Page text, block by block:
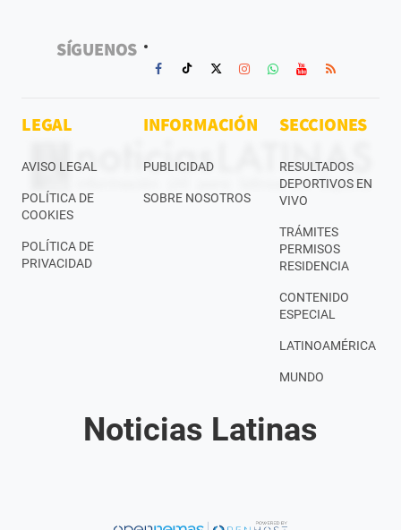
SÍGUENOS
LEGAL
AVISO LEGAL
POLÍTICA DE
COOKIES
POLÍTICA DE
PRIVACIDAD
INFORMACIÓN
PUBLICIDAD
SOBRE NOSOTROS
SECCIONES
RESULTADOS
DEPORTIVOS EN
VIVO
TRÁMITES
PERMISOS
RESIDENCIA
CONTENIDO
ESPECIAL
LATINOAMÉRICA
MUNDO
Noticias Latinas